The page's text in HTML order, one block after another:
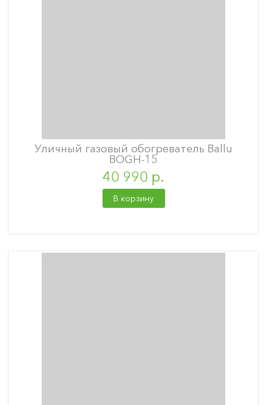
Уличный газовый обогреватель Ballu
BOGH-15
40 990 р.
В корзину